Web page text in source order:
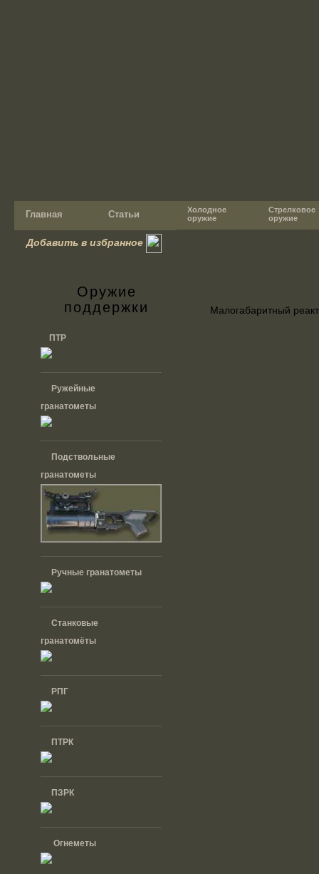
Главная Статьи
Холодное
оружие
Стрелковое
оружие
Добавить в избранное
Оружие
поддержки
ПТР
Ружейные
гранатометы
Подствольные
гранатометы
Ручные гранатометы
Cтанковые
гранатомёты
РПГ
ПТРК
ПЗРК
Огнеметы
Малогабаритный